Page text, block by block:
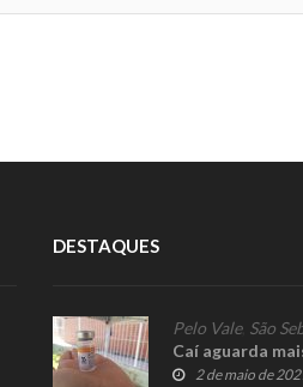
DESTAQUES
Pelo Vale, São
Caí aguarda
2 de maio de